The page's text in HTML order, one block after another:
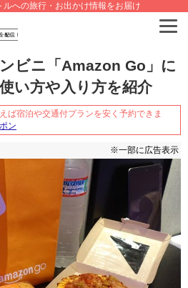
への旅行・お出かけ情報をお届け
ビニ「Amazon Go」に
い方や入り方を紹介
ば宿泊や交通付プランを安く予約できま
ン
※一部に広告表示